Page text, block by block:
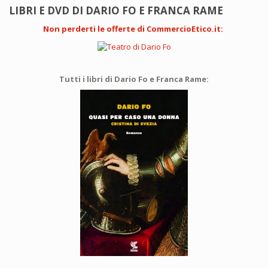
LIBRI E DVD DI DARIO FO E FRANCA RAME
Non perderti le offerte di CommercioEtico.it:
Tutti i libri di Dario Fo e Franca Rame: